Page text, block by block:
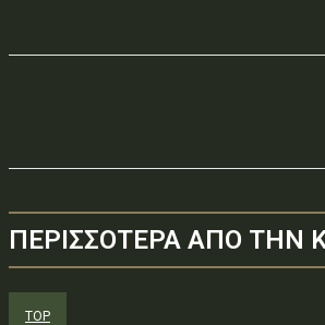
ΠΕΡΙΣΣΟΤΕΡΑ ΑΠΟ ΤΗΝ
TOP